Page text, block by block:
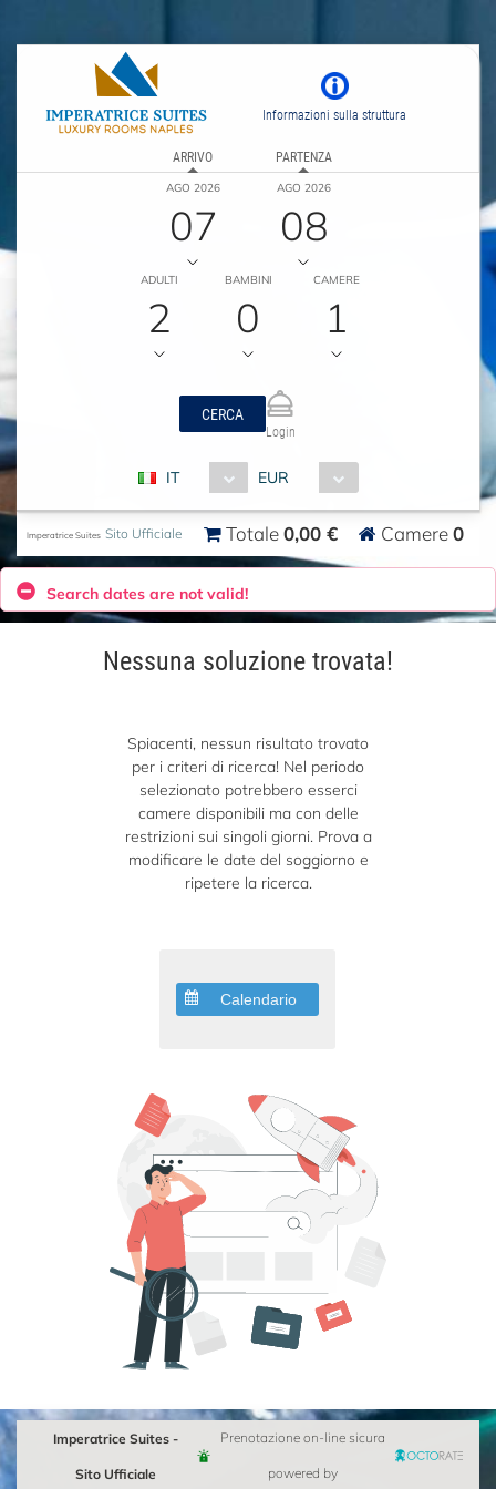
Informazioni sulla struttura
ARRIVO
AGO 2026
07
PARTENZA
AGO 2026
08
ADULTI
2
BAMBINI
0
CAMERE
1
CERCA
Login
IT EUR
Imperatrice Suites Sito Ufficiale Totale0,00 € Camere 0
Search dates are not valid!
Nessuna soluzione trovata!
Spiacenti, nessun risultato trovato
per i criteri di ricerca! Nel periodo
selezionato potrebbero esserci
camere disponibili ma con delle
restrizioni sui singoli giorni. Prova a
modificare le date del soggiorno e
ripetere la ricerca.
Calendario
Imperatrice Suites -
Sito Ufficiale
Prenotazione on-line sicura
powered by